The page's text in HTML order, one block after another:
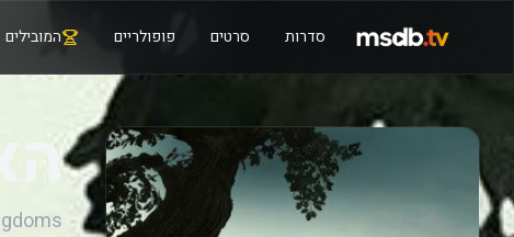
סדרות סרטים פופולריים המובילים